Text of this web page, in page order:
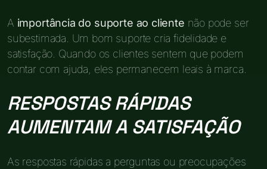
A importância do suporte ao cliente não pode ser
subestimada. Um bom suporte cria fidelidade e
satisfação. Quando os clientes sentem que podem
contar com ajuda, eles permanecem leais à marca.
RESPOSTAS RÁPIDAS
AUMENTAM A SATISFAÇÃO
As respostas rápidas a perguntas ou preocupações